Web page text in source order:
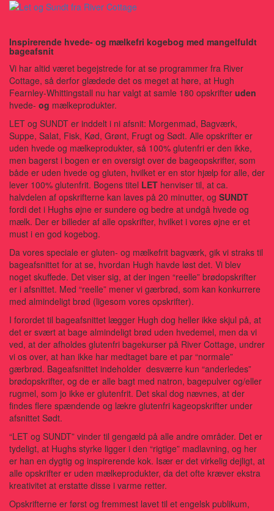
Inspirerende hvede- og mælkefri kogebog med mangelfuldt
bageafsnit
Vi har altid været begejstrede for at se programmer fra River
Cottage, så derfor glædede det os meget at høre, at Hugh
Fearnley-Whittingstall nu har valgt at samle 180 opskrifter uden
hvede- og mælkeprodukter.
LET og SUNDT er inddelt i ni afsnit: Morgenmad, Bagværk,
Suppe, Salat, Fisk, Kød, Grønt, Frugt og Sødt. Alle opskrifter er
uden hvede og mælkeprodukter, så 100% glutenfri er den ikke,
men bagerst i bogen er en oversigt over de bageopskrifter, som
både er uden hvede og gluten, hvilket er en stor hjælp for alle, der
lever 100% glutenfrit. Bogens titel LET henviser til, at ca.
halvdelen af opskrifterne kan laves på 20 minutter, og SUNDT
fordi det i Hughs øjne er sundere og bedre at undgå hvede og
mælk. Der er billeder af alle opskrifter, hvilket i vores øjne er et
must i en god kogebog.
Da vores speciale er gluten- og mælkefrit bagværk, gik vi straks til
bageafsnittet for at se, hvordan Hugh havde løst det. Vi blev
noget skuffede. Det viser sig, at der ingen “reelle” brødopskrifter
er i afsnittet. Med “reelle” mener vi gærbrød, som kan konkurrere
med almindeligt brød (ligesom vores opskrifter).
I forordet til bageafsnittet lægger Hugh dog heller ikke skjul på, at
det er svært at bage almindeligt brød uden hvedemel, men da vi
ved, at der afholdes glutenfri bagekurser på River Cottage, undrer
vi os over, at han ikke har medtaget bare et par “normale”
gærbrød. Bageafsnittet indeholder desværre kun “anderledes”
brødopskrifter, og de er alle bagt med natron, bagepulver og/eller
rugmel, som jo ikke er glutenfrit. Det skal dog nævnes, at der
findes flere spændende og lækre glutenfri kageopskrifter under
afsnittet Sødt.
“LET og SUNDT” vinder til gengæld på alle andre områder. Det er
tydeligt, at Hughs styrke ligger i den “rigtige” madlavning, og her
er han en dygtig og inspirerende kok. Især er det virkelig dejligt, at
alle opskrifter er uden mælkeprodukter, da det ofte kræver ekstra
kreativitet at erstatte disse i varme retter.
Opskrifterne er først og fremmest lavet til et engelsk publikum,